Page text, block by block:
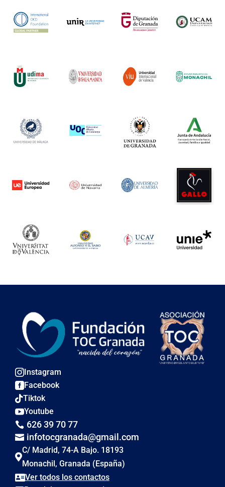
Instagram
Facebook
Tiktok
Youtube
 626 39 70 77
 infotocgranada@gmail.com

C/ Madrid, 74-A Bajo. 18193
Monachil, Granada (España)
Ver todos los contactos